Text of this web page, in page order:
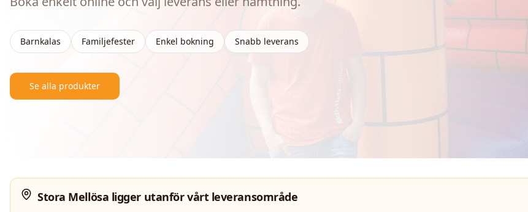
Barnkalas Familjefester Enkel bokning Snabb leverans
Se alla produkter
Stora Mellösa ligger utanför vårt leveransområde